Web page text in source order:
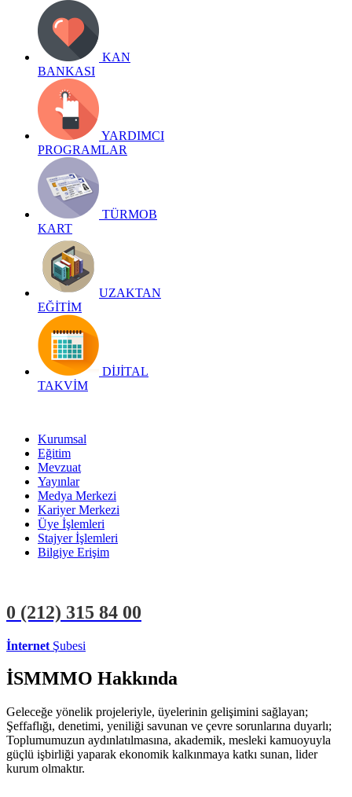
KAN
BANKASI
YARDIMCI
PROGRAMLAR
TÜRMOB
KART
UZAKTAN
EĞİTİM
DİJİTAL
TAKVİM
Kurumsal
Eğitim
Mevzuat
Yayınlar
Medya Merkezi
Kariyer Merkezi
Üye İşlemleri
Stajyer İşlemleri
Bilgiye Erişim
0 (212) 315 84 00
İnternet Şubesi
İSMMMO Hakkında
Geleceğe yönelik projeleriyle, üyelerinin gelişimini sağlayan;
Şeffaflığı, denetimi, yeniliği savunan ve çevre sorunlarına duyarlı;
Toplumumuzun aydınlatılmasına, akademik, mesleki kamuoyuyla
güçlü işbirliği yaparak ekonomik kalkınmaya katkı sunan, lider
kurum olmaktır.